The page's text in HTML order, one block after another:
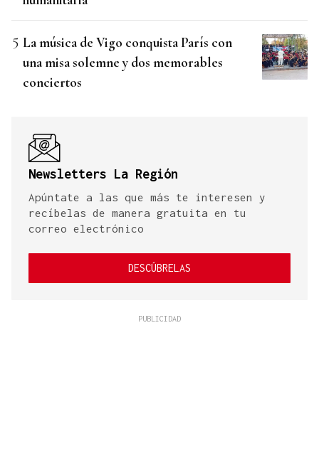
La música de Vigo conquista París con
una misa solemne y dos memorables
conciertos
Newsletters La Región
Apúntate a las que más te interesen y
recíbelas de manera gratuita en tu
correo electrónico
DESCÚBRELAS